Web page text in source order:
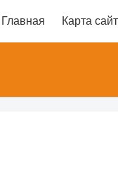
Главная Карта